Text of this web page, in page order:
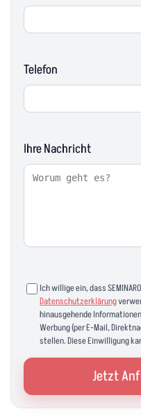
Telefon
Ihre Nachricht
Ich willige ein, dass
Datenschutzerklärung
hinausgehende
Werbung (per E-Mail,
stellen. Diese Einwilligung
Jetzt